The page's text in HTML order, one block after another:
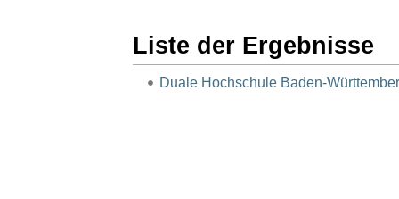
Liste der Ergebnisse
Duale Hochschule Baden-